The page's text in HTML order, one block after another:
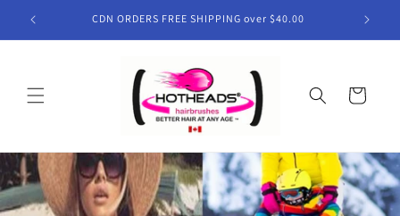
directamenteCDN ORDERS FREE SHIPPING over $40.00
Carrito